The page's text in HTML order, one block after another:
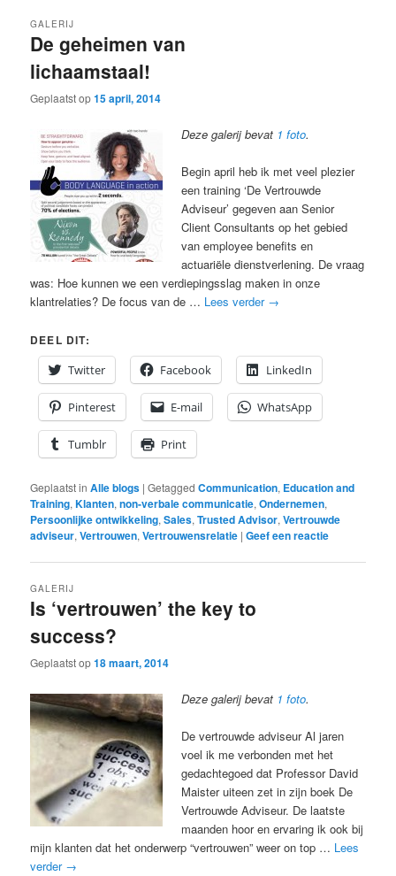
De geheimen van
lichaamstaal!
GALERIJ
Geplaatst op15 april, 2014
Deze galerij bevat 1 foto.
Begin april heb ik met veel plezier
een training ‘De Vertrouwde
Adviseur’ gegeven aan Senior
Client Consultants op het gebied
van employee benefits en
actuariële dienstverlening. De vraag
was: Hoe kunnen we een verdiepingsslag maken in onze
klantrelaties? De focus van de … Lees verder →
DEEL DIT:
Twitter
Facebook LinkedIn
Pinterest E-mail WhatsApp
Tumblr Print
Geplaatst in Alle blogs |Getagged Communication, Education and
Training,Klanten,non-verbale communicatie,Ondernemen,
Persoonlijke ontwikkeling,Sales,Trusted Advisor,Vertrouwde
adviseur,Vertrouwen,Vertrouwensrelatie |Geef een reactie
Is ‘vertrouwen’ the key to
success?
GALERIJ
Geplaatst op18 maart, 2014
Deze galerij bevat 1 foto.
De vertrouwde adviseur Al jaren
voel ik me verbonden met het
gedachtegoed dat Professor David
Maister uiteen zet in zijn boek De
Vertrouwde Adviseur. De laatste
maanden hoor en ervaring ik ook bij
mijn klanten dat het onderwerp “vertrouwen” weer on top … Lees
verder →